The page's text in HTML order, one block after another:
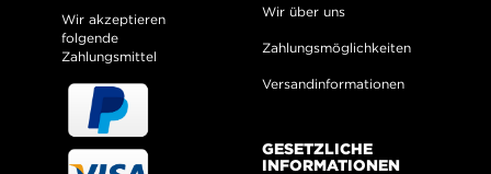
Wir akzeptieren
folgende
Zahlungsmittel
Wir über uns
Zahlungsmöglichkeiten
Versandinformationen
GESETZLICHE
INFORMATIONEN